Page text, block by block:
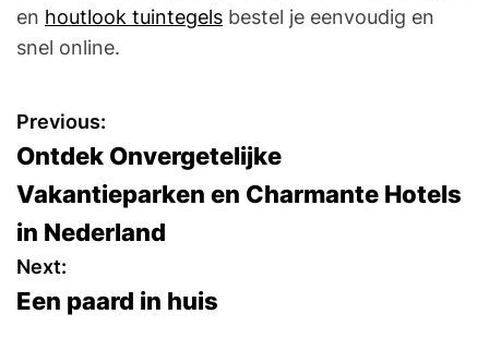
en houtlook tuintegels bestel je eenvoudig en
snel online.
P
o
s
t
n
Previous:
Ontdek Onvergetelijke
Vakantieparken en Charmante Hotels
in Nederland
Next:
Een paard in huis